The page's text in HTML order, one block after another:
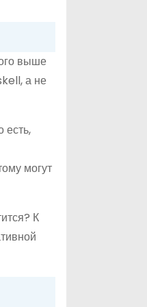
выше
а не
есть,
могут
К